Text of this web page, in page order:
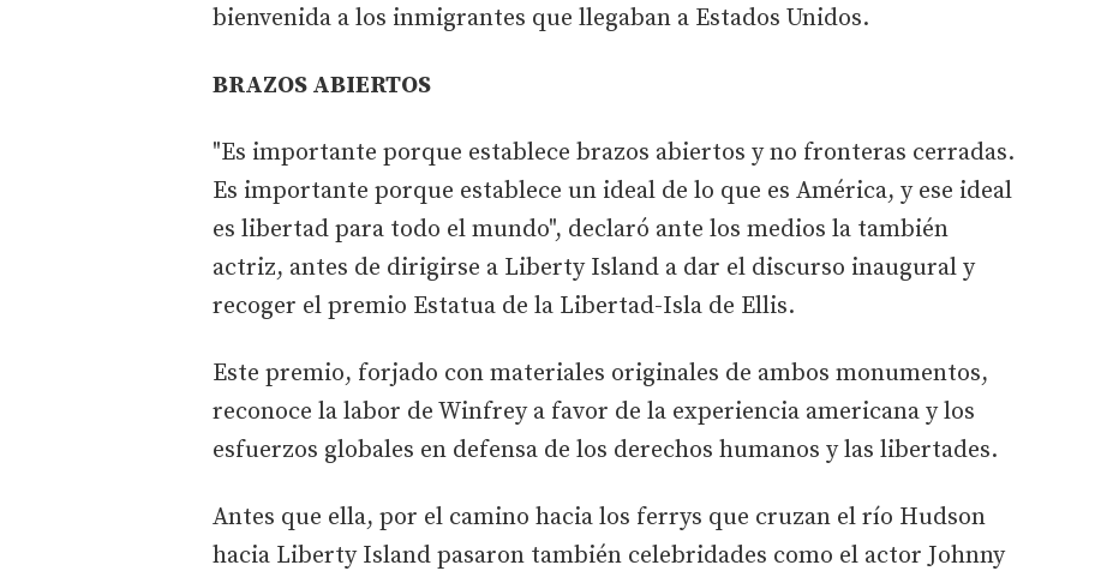
bienvenida a los inmigrantes que llegaban a Estados Unidos.
BRAZOS ABIERTOS
"Es importante porque establece brazos abiertos y no fronteras cerradas.
Es importante porque establece un ideal de lo que es América, y ese ideal
es libertad para todo el mundo", declaró ante los medios la también
actriz, antes de dirigirse a Liberty Island a dar el discurso inaugural y
recoger el premio Estatua de la Libertad-Isla de Ellis.
Este premio, forjado con materiales originales de ambos monumentos,
reconoce la labor de Winfrey a favor de la experiencia americana y los
esfuerzos globales en defensa de los derechos humanos y las libertades.
Antes que ella, por el camino hacia los ferrys que cruzan el río Hudson
hacia Liberty Island pasaron también celebridades como el actor Johnny